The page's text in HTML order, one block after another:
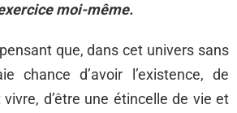
moi-même.
que, dans cet univers sans
chance d’avoir l’existence, de
d’être une étincelle de vie et